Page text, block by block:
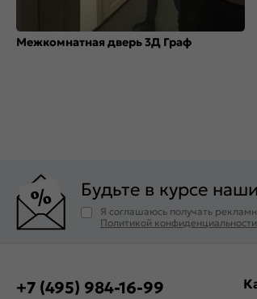
Межкомнатная дверь 3Д Граф
Будьте в курсе
Я соглашаюсь получать
Политикой конфиденциальности
+7 (495) 984-16-99